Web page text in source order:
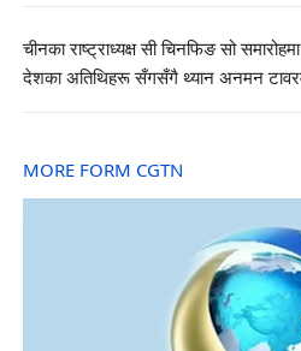
चीनका राष्ट्राध्यक्ष सी चिनफिङ सो
देशका अतिथिहरू सँगसँगै थ्यान अनमन
MORE FORM CGTN